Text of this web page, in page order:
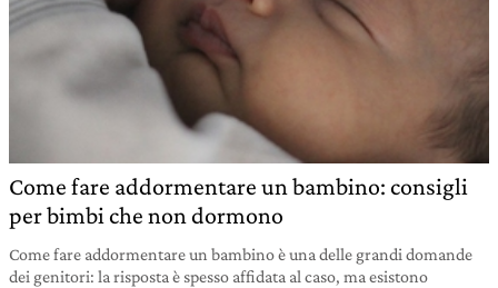
Come fare addormentare un bambino: consigli
per bimbi che non dormono
Come fare addormentare un bambino è una delle grandi domande
dei genitori: la risposta è spesso affidata al caso, ma esistono